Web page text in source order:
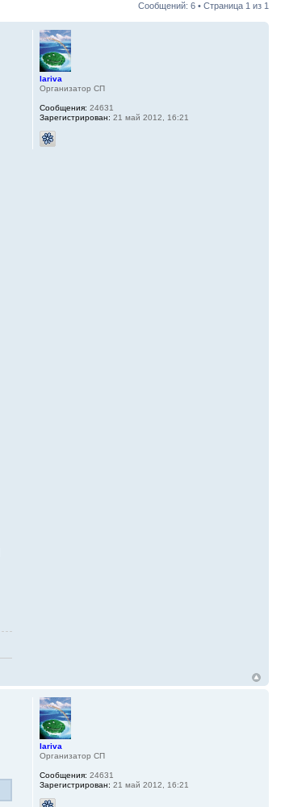
Сообщений: 6 • Страница 1 из 1
lariva
Организатор СП
Сообщения: 24631
Зарегистрирован: 21 май 2012, 16:21
lariva
Организатор СП
Сообщения: 24631
Зарегистрирован: 21 май 2012, 16:21